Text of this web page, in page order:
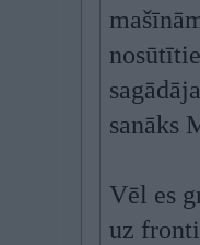
sanāks
Vēl es
uz